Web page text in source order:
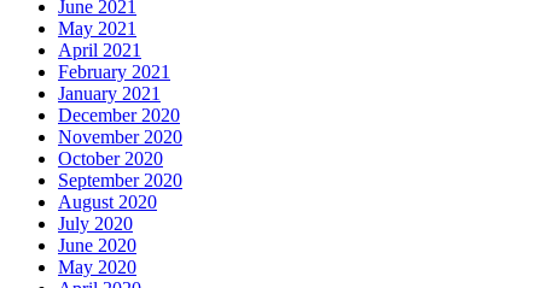
June 2021
May 2021
April 2021
February 2021
January 2021
December 2020
November 2020
October 2020
September 2020
August 2020
July 2020
June 2020
May 2020